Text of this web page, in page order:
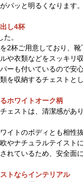
パッと明るくなります。
し4杯
。
2杯ご用意しており、靴
や衣類などをスッキリ
ーも付いているので安心
を収納するチェストと
ホワイトオーク柄
ェストは、清潔感があ
イトのボディとも相性抜
やナチュラルテイスト
れているため、安全面
トならインテリアル